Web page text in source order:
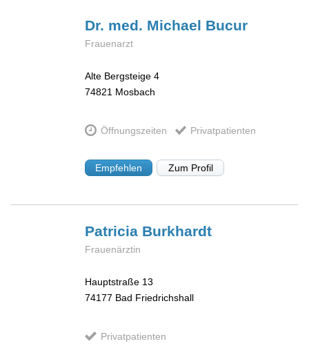
Dr. med. Michael Bucur
Frauenarzt
Alte Bergsteige 4
74821 Mosbach
Öffnungszeiten Privatpatienten
Empfehlen Zum Profil
Patricia Burkhardt
Frauenärztin
Hauptstraße 13
74177 Bad Friedrichshall
Privatpatienten